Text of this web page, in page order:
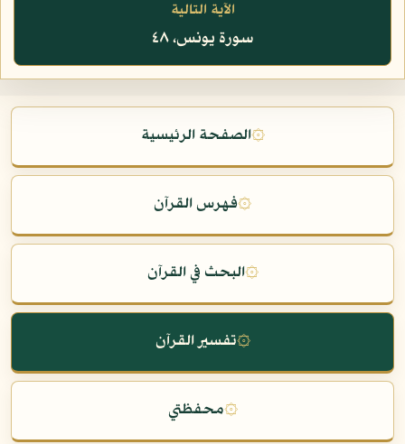
الآية التالية
سورة يونس، ٤٨
۞الصفحة الرئيسية
۞فهرس القرآن
۞البحث في القرآن
۞تفسير القرآن
۞محفظتي